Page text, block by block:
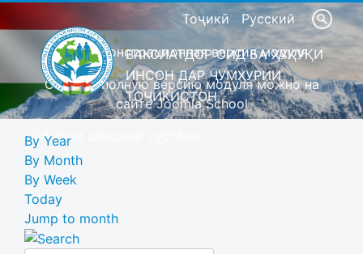
Тоҷикӣ Русский
Это демонстрационная версия модуля
Скачать полную версию модуля можно на
сайте Joomla School
Барои шахсони сустбин
ВАКОЛАТДОР ОИД БА ҲУҚУҚИ
ИНСОН ДАР ҶУМҲУРИИ
ТОҶИКИСТОН
By Year
By Month
By Week
Today
Jump to month